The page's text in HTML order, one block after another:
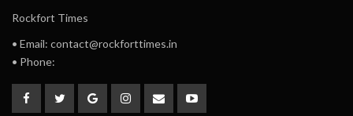
Rockfort Times
• Email: contact@rockforttimes.in
• Phone: